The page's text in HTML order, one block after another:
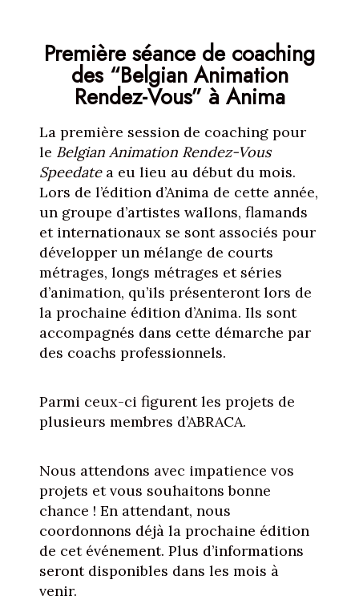
Première séance de coaching
des “Belgian Animation
Rendez-Vous” à Anima
La première session de coaching pour
le Belgian Animation Rendez-Vous
Speedatea eu lieu au début du mois.
Lors de l’édition d’Anima de cette année,
un groupe d’artistes wallons, flamands
et internationaux se sont associés pour
développer un mélange de courts
métrages, longs métrages et séries
d’animation, qu’ils présenteront lors de
la prochaine édition d’Anima. Ils sont
accompagnés dans cette démarche par
des coachs professionnels.
Parmi ceux-ci figurent les projets de
plusieurs membres d’ABRACA.
Nous attendons avec impatience vos
projets et vous souhaitons bonne
chance ! En attendant, nous
coordonnons déjà la prochaine édition
de cet événement. Plus d’informations
seront disponibles dans les mois à
venir.